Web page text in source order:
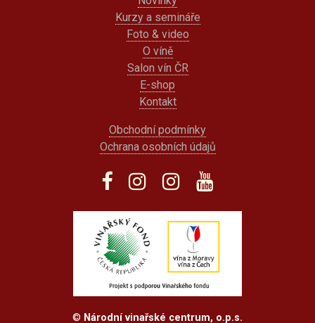
Kurzy a semináře
Foto & video
O víně
Salon vín ČR
E-shop
Kontakt
Obchodní podmínky
Ochrana osobních údajů
© Národní vinařské centrum, o.p.s.